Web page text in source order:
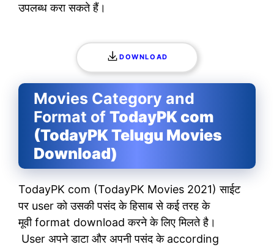
उपलब्ध करा सकते हैं।
DOWNLOAD
Movies Category and
Format of TodayPK com
(TodayPK Telugu Movies
Download)
TodayPK com (TodayPK Movies 2021) साईट
पर user को उसकी पसंद के हिसाब से कई तरह के
मूवी format download करने के लिए मिलते है।
User अपने डाटा और अपनी पसंद के according